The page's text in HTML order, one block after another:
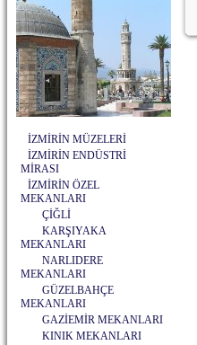
İZMİRİN MÜZELERİ
İZMİRİN ENDÜSTRİ
MİRASI
İZMİRİN ÖZEL
MEKANLARI
ÇİĞLİ
KARŞIYAKA
MEKANLARI
NARLIDERE
MEKANLARI
GÜZELBAHÇE
MEKANLARI
GAZİEMİR MEKANLARI
KINIK MEKANLARI